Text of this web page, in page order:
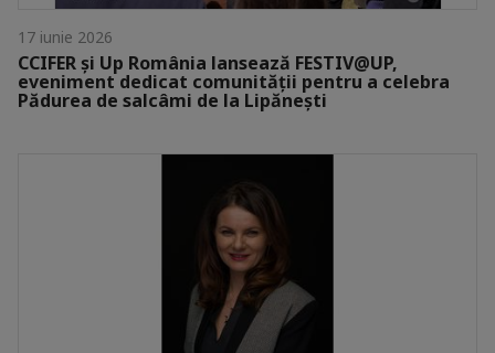
17 iunie 2026
CCIFER și Up România lansează FESTIV@UP,
eveniment dedicat comunității pentru a celebra
Pădurea de salcâmi de la Lipănești